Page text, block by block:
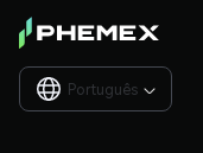
Português 